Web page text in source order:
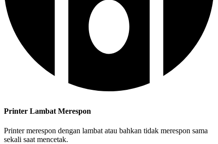
Printer Lambat Merespon
Printer merespon dengan lambat atau bahkan tidak merespon sama
sekali saat mencetak.